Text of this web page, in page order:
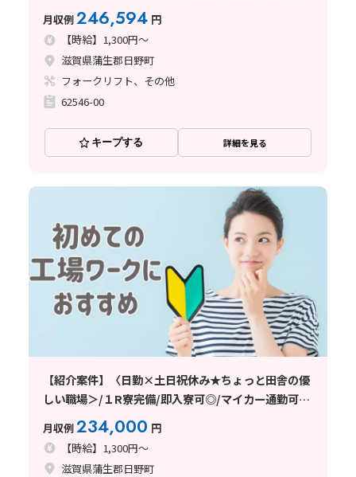
払い制度あり/未経験者歓迎♪
月収例246,594 円
【時給】1,300円～
滋賀県蒲生郡日野町
フォークリフト、その他
62546-00
キープする 詳細を見る
【紹介案件】〈日勤×土日祝休み★ちょっと田舎の優
しい職場＞/１R寮完備/即入寮可◎/マイカー通勤可
能/工場・製造未経験の方大歓迎！
月収例234,000 円
【時給】1,300円～
滋賀県蒲生郡日野町